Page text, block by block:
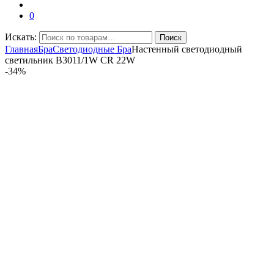
0
Искать: Поиск
ГлавнаяБраСветодиодные БраНастенный светодиодный
светильник B3011/1W CR 22W
-34%